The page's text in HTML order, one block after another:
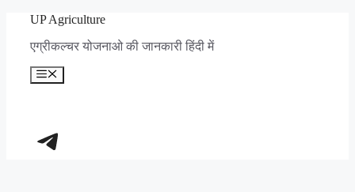
content
UP Agriculture
एग्रीकल्चर योजनाओ की जानकारी हिंदी में
Menu
https://t.me/+_dXT-DwpRj03ZDhl